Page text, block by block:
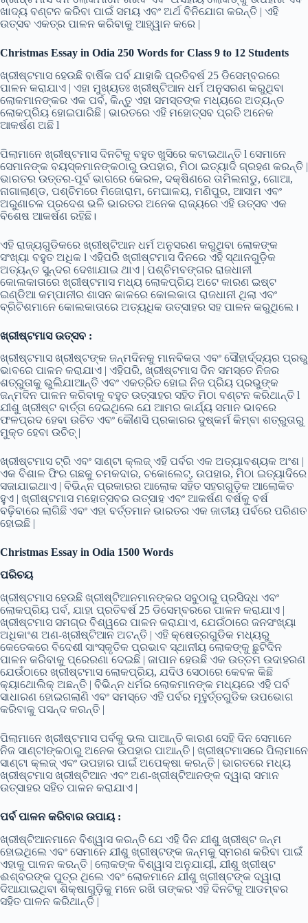
ଖାଦ୍ୟ ବଣ୍ଟନ କରିବା ପାଇଁ ସମୟ ଏବଂ ଅର୍ଥ ବିନିଯୋଗ କରନ୍ତି | ଏହି
ଉତ୍ସବ ଏକତ୍ର ପାଳନ କରିବାକୁ ଆହ୍ୱାନ କରେ |
Christmas Essay in Odia 250 Words for Class 9 to 12 Students
ଖ୍ରୀଷ୍ଟମାସ ହେଉଛି ବାର୍ଷିକ ପର୍ବ ଯାହାକି ପ୍ରତିବର୍ଷ 25 ଡିସେମ୍ବରରେ
ପାଳନ କରାଯାଏ | ଏହା ମୁଖ୍ୟତଃ ଖ୍ରୀଷ୍ଟିଆନ ଧର୍ମ ଅନୁସରଣ କରୁଥିବା
ଲୋକମାନଙ୍କର ଏକ ପର୍ବ, କିନ୍ତୁ ଏହା ସମସ୍ତଙ୍କ ମଧ୍ୟରେ ଅତ୍ୟନ୍ତ
ଲୋକପ୍ରିୟ ହୋଇପାରିଛି | ଭାରତରେ ଏହି ମହୋତ୍ସବ ପ୍ରତି ଅନେକ
ଆକର୍ଷଣ ଅଛି l
ପିଲାମାନେ ଖ୍ରୀଷ୍ଟମାସ ଦିନଟିକୁ ବହୁତ ଖୁସିରେ କଟାଇଥାନ୍ତି l ସେମାନେ
ସେମାନଙ୍କ ବୟସ୍କମାନଙ୍କଠାରୁ ଉପହାର, ମିଠା ଇତ୍ୟାଦି ଗ୍ରହଣ କରନ୍ତି |
ଭାରତର ଉତ୍ତର-ପୂର୍ବ ଭାଗରେ କେରଳ, ଦକ୍ଷିଣରେ ତାମିଲନାଡୁ, ଗୋଆ,
ନାଗାଲାଣ୍ଡ, ପଶ୍ଚିମରେ ମିଜୋରାମ, ମେଘାଳୟ, ମଣିପୁର, ଆସାମ ଏବଂ
ଅରୁଣାଚଳ ପ୍ରଦେଶ ଭଳି ଭାରତର ଅନେକ ରାଜ୍ୟରେ ଏହି ଉତ୍ସବ ଏକ
ବିଶେଷ ଆକର୍ଷଣ ରହିଛି।
ଏହି ରାଜ୍ୟଗୁଡିକରେ ଖ୍ରୀଷ୍ଟିଆନ ଧର୍ମ ଅନୁସରଣ କରୁଥିବା ଲୋକଙ୍କ
ସଂଖ୍ୟା ବହୁତ ଅଧିକ l ଏହିପରି ଖ୍ରୀଷ୍ଟମାସ ଦିନରେ ଏହି ସ୍ଥାନଗୁଡ଼ିକ
ଅତ୍ୟନ୍ତ ସୁନ୍ଦର ଦେଖାଯାଇ ଥାଏ | ପଶ୍ଚିମବଙ୍ଗର ରାଜଧାନୀ
କୋଲକାତାରେ ଖ୍ରୀଷ୍ଟମାସ ମଧ୍ୟ ଲୋକପ୍ରିୟ ଅଟେ କାରଣ ଇଷ୍ଟ
ଇଣ୍ଡିଆ କମ୍ପାନୀର ଶାସନ କାଳରେ କୋଲକାତା ରାଜଧାନୀ ଥିଲା ଏବଂ
ବ୍ରିଟିଶମାନେ କୋଲକାତାରେ ଅତ୍ୟଧିକ ଉତ୍ସାହର ସହ ପାଳନ କରୁଥିଲେ।
ଖ୍ରୀଷ୍ଟମାସ ଉତ୍ସବ :
ଖ୍ରୀଷ୍ଟମାସ ଖ୍ରୀଷ୍ଟଙ୍କ ଜନ୍ମଦିନକୁ ମାନବିକତା ଏବଂ ସୌହାର୍ଦ୍ଦ୍ୟର ପ୍ରଭୁ
ଭାବରେ ପାଳନ କରାଯାଏ | ଏହିପରି, ଖ୍ରୀଷ୍ଟମାସ ଦିନ ସମସ୍ତେ ନିଜର
ଶତ୍ରୁତାକୁ ଭୁଲିଯାଆନ୍ତି ଏବଂ ଏକତ୍ରିତ ହୋଇ ନିଜ ପ୍ରିୟ ପ୍ରଭୁଙ୍କ
ଜନ୍ମଦିନ ପାଳନ କରିବାକୁ ବହୁତ ଉତ୍ସାହର ସହିତ ମିଠା ବଣ୍ଟନ କରିଥାନ୍ତି l
ଯୀଶୁ ଖ୍ରୀଷ୍ଟ ବାର୍ତ୍ତା ଦେଇଥିଲେ ଯେ ଆମର କାର୍ଯ୍ୟ ସମାନ ଭାବରେ
ଫଳପ୍ରଦ ହେବା ଉଚିତ ଏବଂ କୌଣସି ପ୍ରକାରର ଦୁଷ୍କର୍ମ କିମ୍ବା ଶତ୍ରୁତାରୁ
ମୁକ୍ତ ହେବା ଉଚିତ୍ |
ଖ୍ରୀଷ୍ଟମାସ ଟ୍ରି ଏବଂ ସାଣ୍ଟା କ୍ଲଜ୍ ଏହି ପର୍ବର ଏକ ଅତ୍ୟାବଶ୍ୟକ ଅଂଶ |
ଏକ ବିଶାଳ ଫିର ଗଛକୁ ଚମକଦାର, ଚକୋଲେଟ୍, ଉପହାର, ମିଠା ଇତ୍ୟାଦିରେ
ସଜାଯାଇଥାଏ | ବିଭିନ୍ନ ପ୍ରକାରର ଆଲୋକ ସହିତ ସହରଗୁଡ଼ିକ ଆଲୋକିତ
ହୁଏ | ଖ୍ରୀଷ୍ଟମାସ ମହୋତ୍ସବର ଉତ୍ସାହ ଏବଂ ଆକର୍ଷଣ ବର୍ଷକୁ ବର୍ଷ
ବଢ଼ିବାରେ ଲାଗିଛି ଏବଂ ଏହା ବର୍ତ୍ତମାନ ଭାରତର ଏକ ଜାତୀୟ ପର୍ବରେ ପରିଣତ
ହୋଇଛି |
Christmas Essay in Odia 1500 Words
ପରିଚୟ
ଖ୍ରୀଷ୍ଟମାସ ହେଉଛି ଖ୍ରୀଷ୍ଟିଆନମାନଙ୍କର ସବୁଠାରୁ ପ୍ରସିଦ୍ଧ ଏବଂ
ଲୋକପ୍ରିୟ ପର୍ବ, ଯାହା ପ୍ରତିବର୍ଷ 25 ଡିସେମ୍ବରରେ ପାଳନ କରାଯାଏ |
ଖ୍ରୀଷ୍ଟମାସ ସମଗ୍ର ବିଶ୍ୱରେ ପାଳନ କରାଯାଏ, ଯେଉଁଠାରେ ଜନସଂଖ୍ୟା
ଅଧିକାଂଶ ଅଣ-ଖ୍ରୀଷ୍ଟିଆନ ଅଟନ୍ତି | ଏହି କ୍ଷେତ୍ରଗୁଡିକ ମଧ୍ୟରୁ
କେତେକରେ ବିଦେଶୀ ସାଂସ୍କୃତିକ ପ୍ରଭାବ ସ୍ଥାନୀୟ ଲୋକଙ୍କୁ ଛୁଟିଦିନ
ପାଳନ କରିବାକୁ ପ୍ରେରଣା ଦେଇଛି | ଜାପାନ ହେଉଛି ଏକ ଉତ୍ତମ ଉଦାହରଣ
ଯେଉଁଠାରେ ଖ୍ରୀଷ୍ଟମାସ ଲୋକପ୍ରିୟ, ଯଦିଓ ସେଠାରେ କେବଳ କିଛି
କ୍ୟାଥୋଲିକ୍ ଅଛନ୍ତି | ବିଭିନ୍ନ ଧର୍ମର ଲୋକମାନଙ୍କ ମଧ୍ୟରେ ଏହି ପର୍ବ
ସାଧାରଣ ହୋଇଗଲାଣି ଏବଂ ସମସ୍ତେ ଏହି ପର୍ବର ମୂହୁର୍ତ୍ତଗୁଡିକ ଉପଭୋଗ
କରିବାକୁ ପସନ୍ଦ କରନ୍ତି |
ପିଲାମାନେ ଖ୍ରୀଷ୍ଟମାସ ପର୍ବକୁ ଭଲ ପାଆନ୍ତି କାରଣ ସେହି ଦିନ ସେମାନେ
ନିଜ ସାଣ୍ଟlଙ୍କଠାରୁ ଅନେକ ଉପହାର ପାଆନ୍ତି | ଖ୍ରୀଷ୍ଟମାସରେ ପିଲାମାନେ
ସାଣ୍ଟା କ୍ଲଜ୍ ଏବଂ ଉପହାର ପାଇଁ ଅପେକ୍ଷା କରନ୍ତି | ଭାରତରେ ମଧ୍ୟ
ଖ୍ରୀଷ୍ଟମାସ ଖ୍ରୀଷ୍ଟିଆନ ଏବଂ ଅଣ-ଖ୍ରୀଷ୍ଟିଆନଙ୍କ ଦ୍ୱାରା ସମାନ
ଉତ୍ସାହର ସହିତ ପାଳନ କରାଯାଏ |
ପର୍ବ ପାଳନ କରିବାର ଉପାୟ :
ଖ୍ରୀଷ୍ଟିଆନମାନେ ବିଶ୍ୱାସ କରନ୍ତି ଯେ ଏହି ଦିନ ଯୀଶୁ ଖ୍ରୀଷ୍ଟ ଜନ୍ମ
ହୋଇଥିଲେ ଏବଂ ସେମାନେ ଯୀଶୁ ଖ୍ରୀଷ୍ଟଙ୍କ ଜନ୍ମକୁ ସ୍ମରଣ କରିବା ପାଇଁ
ଏହାକୁ ପାଳନ କରନ୍ତି | ଲୋକଙ୍କ ବିଶ୍ୱାସ ଅନୁଯାୟୀ, ଯୀଶୁ ଖ୍ରୀଷ୍ଟ
ଈଶ୍ବରଙ୍କ ପୁତ୍ର ଥିଲେ ଏବଂ ଲୋକମାନେ ଯୀଶୁ ଖ୍ରୀଷ୍ଟଙ୍କ ଦ୍ୱାରା
ଦିଆଯାଇଥିବା ଶିକ୍ଷାଗୁଡ଼ିକୁ ମନେ ରଖି ତାଙ୍କର ଏହି ଦିନଟିକୁ ଆଡମ୍ବର
ସହିତ ପାଳନ କରିଥାନ୍ତି |